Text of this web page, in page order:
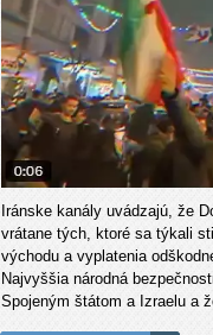
Iránske kanály uvádzajú, že
vrátane tých, ktoré sa týkali
východu a vyplatenia
Najvyššia národná
Spojeným štátom a Izraelu a